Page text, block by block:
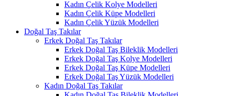
Kadın Çelik Kolye Modelleri
Kadın Çelik Küpe Modelleri
Kadın Çelik Yüzük Modelleri
Doğal Taş Takılar
Erkek Doğal Taş Takılar
Erkek Doğal Taş Bileklik Modelleri
Erkek Doğal Taş Kolye Modelleri
Erkek Doğal Taş Küpe Modelleri
Erkek Doğal Taş Yüzük Modelleri
Kadın Doğal Taş Takılar